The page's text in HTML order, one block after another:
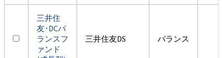
三井住
友･DCバ
ランスフ
ァンド
三井住友DS バランス